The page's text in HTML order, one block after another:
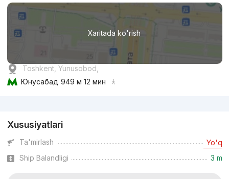
Xaritada ko'rish
Toshkent, Yunusobod,
Юнусабад 949 м 12 мин
Xususiyatlari
Ta'mirlash Yo'q
Ship Balandligi 3 m